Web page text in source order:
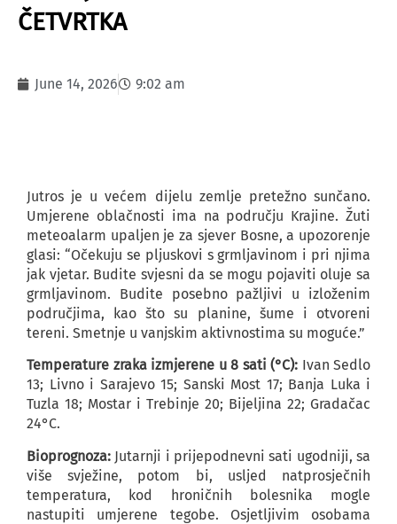
ČETVRTKA
June 14, 2026 9:02 am
Jutros je u većem dijelu zemlje pretežno sunčano.
Umjerene oblačnosti ima na području Krajine. Žuti
meteoalarm upaljen je za sjever Bosne, a upozorenje
glasi: “Očekuju se pljuskovi s grmljavinom i pri njima
jak vjetar. Budite svjesni da se mogu pojaviti oluje sa
grmljavinom. Budite posebno pažljivi u izloženim
područjima, kao što su planine, šume i otvoreni
tereni. Smetnje u vanjskim aktivnostima su moguće.”
Temperature zraka izmjerene u 8 sati (°C): Ivan Sedlo
13; Livno i Sarajevo 15; Sanski Most 17; Banja Luka i
Tuzla 18; Mostar i Trebinje 20; Bijeljina 22; Gradačac
24°C.
Bioprognoza: Jutarnji i prijepodnevni sati ugodniji, sa
više svježine, potom bi, usljed natprosječnih
temperatura, kod hroničnih bolesnika mogle
nastupiti umjerene tegobe. Osjetljivim osobama